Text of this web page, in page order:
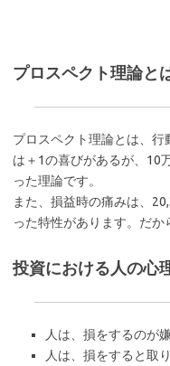
プロスペクト理論と
プロスペクト理論とは、
は＋1の喜びがあるが、10
った理論です。
また、損益時の痛みは、
った特性があります。だか
投資における人の心
人は、損をするのが
人は、損をすると取